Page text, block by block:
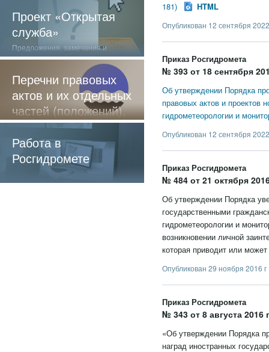
Проект «Открытая
служба»
Предложения, замечания и
отзывы о нашей работе
Перечни правовых
актов и их отдельных
частей (положений),
содержащие
обязательные
требования
Работа в
Росгидромете
181)
HTML
Опубликован 12 сентября
Приказ Росгидромета
№ 393 от 18 сентября
Об утверждении Порядка
правовых актов и проектов
гидрометеорологии и
Опубликован 12 сентября
Приказ Росгидромета
№ 484 от 21 октября
Об утверждении Порядка
государственными
гидрометеорологии и
возникновении личной
которая приводит или
Опубликован 29 ноября 2016 г
Приказ Росгидромета
№ 343 от 8 августа 2016 г
«Об утверждении Порядка
наград иностранных